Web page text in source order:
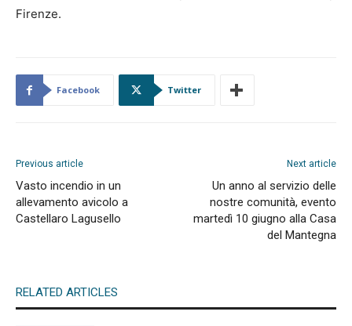
Firenze.
Facebook Twitter
Previous article
Vasto incendio in un
allevamento avicolo a
Castellaro Lagusello
Next article
Un anno al servizio delle
nostre comunità, evento
martedì 10 giugno alla Casa
del Mantegna
RELATED ARTICLES